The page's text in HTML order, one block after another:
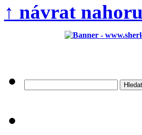
↑ návrat nahoru